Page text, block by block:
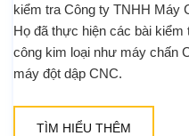
kiểm tra Công ty TNHH Máy
Họ đã thực hiện các bài
công kim loại như máy chấn
máy đột dập CNC.
TÌM HIỂU THÊM